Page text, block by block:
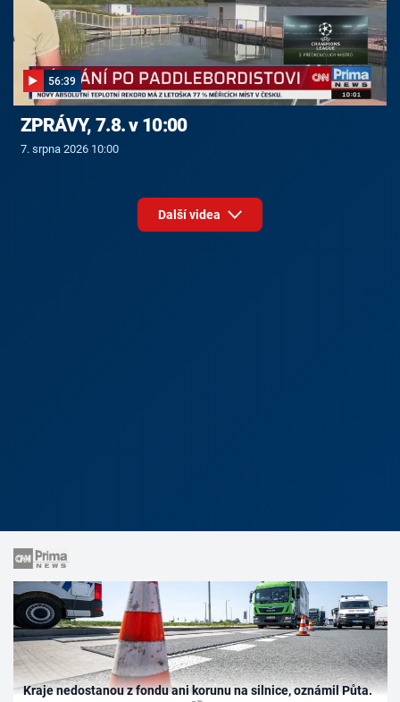
56:39
ZPRÁVY, 7.8. v 10:00
7. srpna 2026 10:00
Další videa
Kraje nedostanou z fondu ani korunu na silnice, oznámil Půta.